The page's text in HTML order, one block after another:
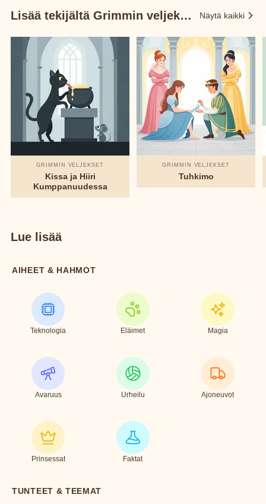
Lisää tekijältä Grimmin veljekset Näytä kaikki
GRIMMIN VELJEKSET
Kissa ja Hiiri
Kumppanuudessa
GRIMMIN VELJEKSET
Tuhkimo
Lue lisää
AIHEET & HAHMOT
Teknologia Eläimet Magia
Avaruus Urheilu Ajoneuvot
Prinsessat Faktat
TUNTEET & TEEMAT